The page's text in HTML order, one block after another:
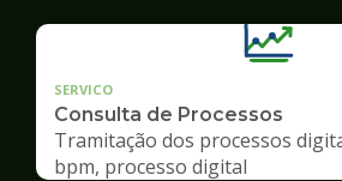
SERVICO
Consulta de Processos
Tramitação dos processos
bpm, processo digital